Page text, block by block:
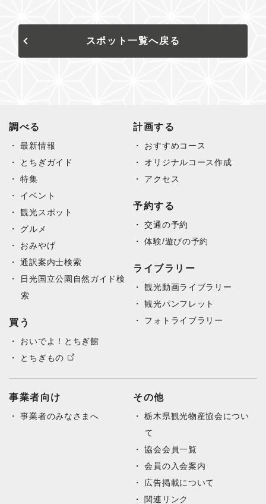
スポット一覧へ戻る
調べる
最新情報
とちぎガイド
特集
イベント
観光スポット
グルメ
おみやげ
通訳案内士検索
日光国立公園自然ガイド検
索
買う
おいでよ！とちぎ館
とちぎもの
計画する
おすすめコース
オリジナルコース作成
アクセス
予約する
交通の予約
体験/遊びの予約
ライブラリー
観光動画ライブラリー
観光パンフレット
フォトライブラリー
事業者向け
事業者のみなさまへ
その他
栃木県観光物産協会につい
て
協会会員一覧
会員の入会案内
広告掲載について
関連リンク